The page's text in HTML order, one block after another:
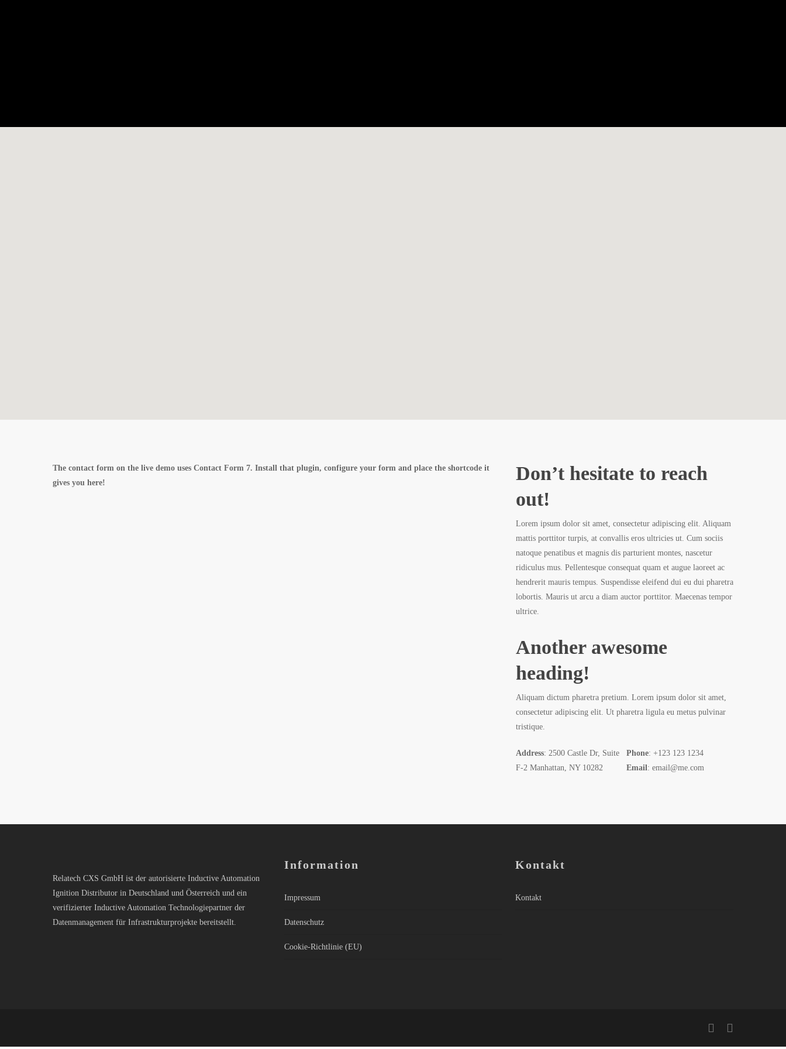
The contact form on the live demo uses Contact Form 7. Install that plugin, configure your form and place the shortcode it
gives you here!
Don’t hesitate to reach
out!
Lorem ipsum dolor sit amet, consectetur adipiscing elit. Aliquam
mattis porttitor turpis, at convallis eros ultricies ut. Cum sociis
natoque penatibus et magnis dis parturient montes, nascetur
ridiculus mus. Pellentesque consequat quam et augue laoreet ac
hendrerit mauris tempus. Suspendisse eleifend dui eu dui pharetra
lobortis. Mauris ut arcu a diam auctor porttitor. Maecenas tempor
ultrice.
Another awesome
heading!
Aliquam dictum pharetra pretium. Lorem ipsum dolor sit amet,
consectetur adipiscing elit. Ut pharetra ligula eu metus pulvinar
tristique.
Address: 2500 Castle Dr, Suite
F-2 Manhattan, NY 10282
Phone: +123 123 1234
Email: email@me.com
Relatech CXS GmbH ist der autorisierte Inductive Automation
Ignition Distributor in Deutschland und Österreich und ein
verifizierter Inductive Automation Technologiepartner der
Datenmanagement für Infrastrukturprojekte bereitstellt.
Information
Impressum
Datenschutz
Cookie-Richtlinie (EU)
Kontakt
Kontakt
linkedinemail